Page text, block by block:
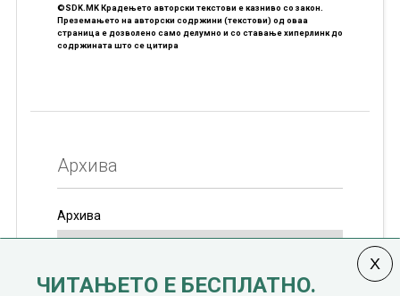
©SDK.MK Крадењето авторски текстови е казниво со закон.
Преземањето на авторски содржини (текстови) од оваа
страница е дозволено само делумно и со ставање хиперлинк до
содржината што се цитира
Архива
Архива
ЧИТАЊЕТО Е БЕСПЛАТНО.